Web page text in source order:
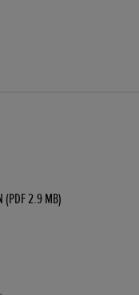
(PDF 2.9 MB)